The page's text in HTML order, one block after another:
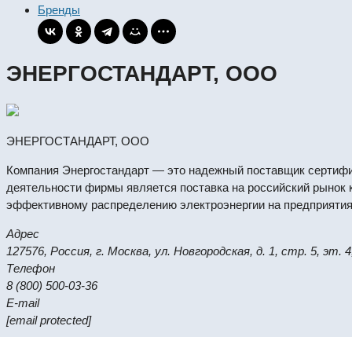
Бренды
ЭНЕРГОСТАНДАРТ, ООО
ЭНЕРГОСТАНДАРТ, ООО
Компания Энергостандарт — это надежный поставщик
деятельности фирмы является поставка на российский
эффективному распределению электроэнергии на
Адрес
127576, Россия, г. Москва, ул. Новгородская, д. 1, стр. 5, эт.
Телефон
8 (800) 500-03-36
E-mail
[email protected]